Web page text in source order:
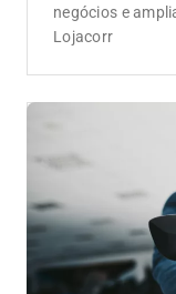
Dia do
para
Com recorde de
primeiro
protagonismo
demanda por